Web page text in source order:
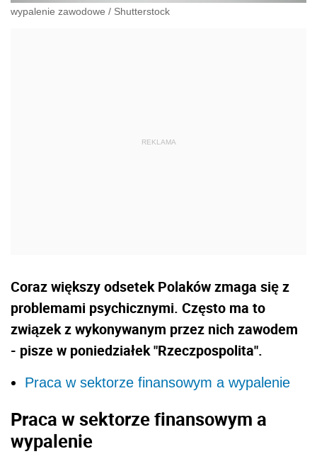
wypalenie zawodowe / Shutterstock
Coraz większy odsetek Polaków zmaga się z
problemami psychicznymi. Często ma to
związek z wykonywanym przez nich zawodem
- pisze w poniedziałek "Rzeczpospolita".
Praca w sektorze finansowym a wypalenie
Praca w sektorze finansowym a
wypalenie